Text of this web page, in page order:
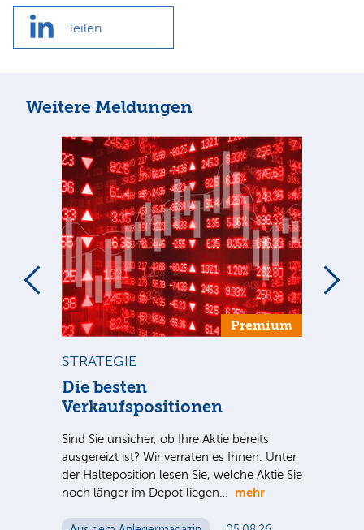
Teilen
Weitere Meldungen
Premium
STRATEGIE
Die besten
Verkaufspositionen
Sind Sie unsicher, ob Ihre Aktie bereits
ausgereizt ist? Wir verraten es Ihnen. Unter
der Halteposition lesen Sie, welche Aktie Sie
noch länger im Depot liegen… mehr